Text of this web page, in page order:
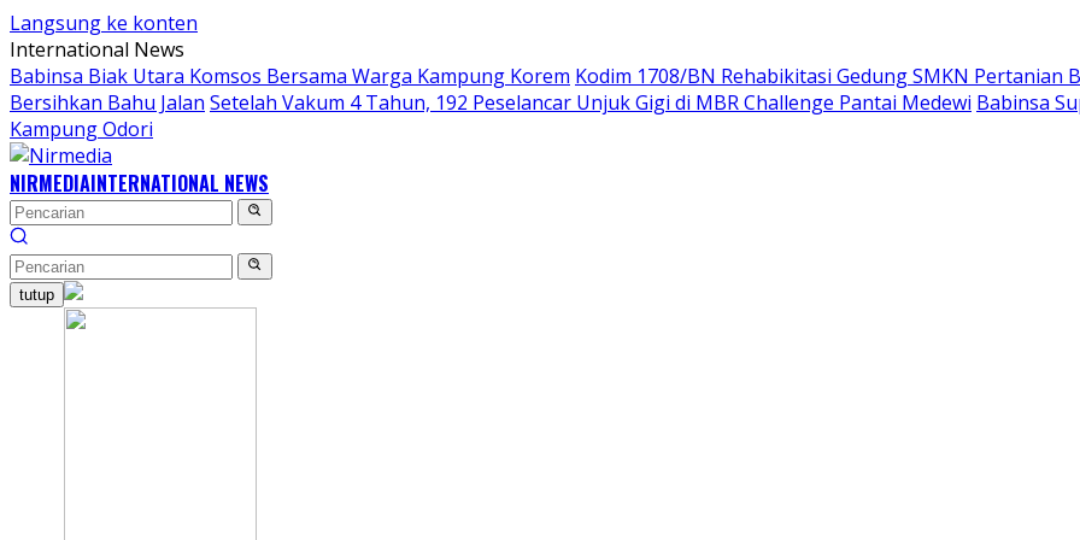
Langsung ke konten
International News
Babinsa Biak Utara Komsos Bersama Warga Kampung Korem Kodim 1708/BN Rehabikitasi Gedung SMKN Pertanian
Bersihkan Bahu Jalan Setelah Vakum 4 Tahun, 192 Peselancar Unjuk Gigi di MBR Challenge Pantai Medewi Babinsa
Kampung Odori
NIRMEDIAINTERNATIONAL NEWS
tutup